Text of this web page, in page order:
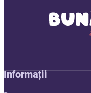
Informații